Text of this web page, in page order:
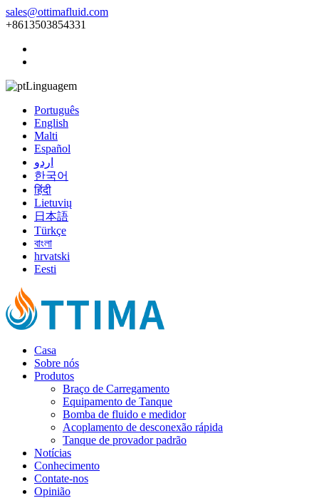
sales@ottimafluid.com
+8613503854331
Linguagem
Português
English
Malti
Español
اردو
한국어
हिंदी
Lietuvių
日本語
Türkçe
বাংলা
hrvatski
Eesti
Casa
Sobre nós
Produtos
Braço de Carregamento
Equipamento de Tanque
Bomba de fluido e medidor
Acoplamento de desconexão rápida
Tanque de provador padrão
Notícias
Conhecimento
Contate-nos
Opinião